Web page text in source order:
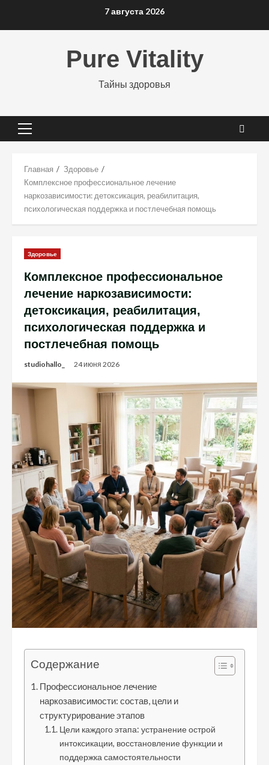
7 августа 2026
Pure Vitality
Тайны здоровья
Основное
Главная
Здоровье
Комплексное профессиональное лечение
наркозависимости: детоксикация, реабилитация,
психологическая поддержка и постлечебная помощь
Здоровье
Комплексное профессиональное
лечение наркозависимости:
детоксикация, реабилитация,
психологическая поддержка и
постлечебная помощь
studiohallo_ 24 июня 2026
Содержание
Профессиональное лечение
наркозависимости: состав, цели и
структурирование этапов
Цели каждого этапа: устранение острой
интоксикации, восстановление функции и
поддержка самостоятельности